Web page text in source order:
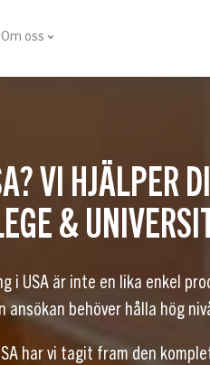
Om oss
VI HJÄLPER
&
i USA är inte en lika enkel
ansökan behöver hålla hög
har vi tagit fram den